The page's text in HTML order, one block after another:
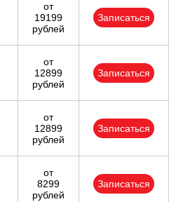
от
19199
рублей
Записаться
от
12899
рублей
Записаться
от
12899
рублей
Записаться
от
8299
рублей
Записаться